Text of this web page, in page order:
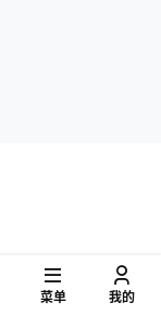
菜单 我的